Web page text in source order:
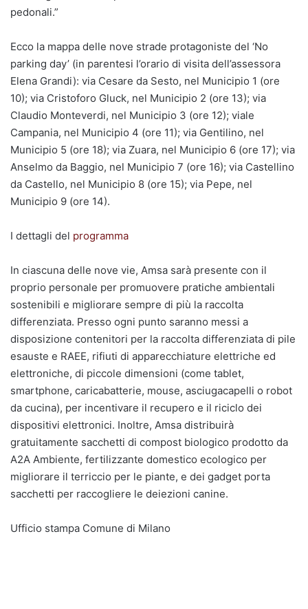
pedonali.”
Ecco la mappa delle nove strade protagoniste del ‘No
parking day’ (in parentesi l’orario di visita dell’assessora
Elena Grandi): via Cesare da Sesto, nel Municipio 1 (ore
10); via Cristoforo Gluck, nel Municipio 2 (ore 13); via
Claudio Monteverdi, nel Municipio 3 (ore 12); viale
Campania, nel Municipio 4 (ore 11); via Gentilino, nel
Municipio 5 (ore 18); via Zuara, nel Municipio 6 (ore 17); via
Anselmo da Baggio, nel Municipio 7 (ore 16); via Castellino
da Castello, nel Municipio 8 (ore 15); via Pepe, nel
Municipio 9 (ore 14).
I dettagli del programma
In ciascuna delle nove vie, Amsa sarà presente con il
proprio personale per promuovere pratiche ambientali
sostenibili e migliorare sempre di più la raccolta
differenziata. Presso ogni punto saranno messi a
disposizione contenitori per la raccolta differenziata di pile
esauste e RAEE, rifiuti di apparecchiature elettriche ed
elettroniche, di piccole dimensioni (come tablet,
smartphone, caricabatterie, mouse, asciugacapelli o robot
da cucina), per incentivare il recupero e il riciclo dei
dispositivi elettronici. Inoltre, Amsa distribuirà
gratuitamente sacchetti di compost biologico prodotto da
A2A Ambiente, fertilizzante domestico ecologico per
migliorare il terriccio per le piante, e dei gadget porta
sacchetti per raccogliere le deiezioni canine.
Ufficio stampa Comune di Milano